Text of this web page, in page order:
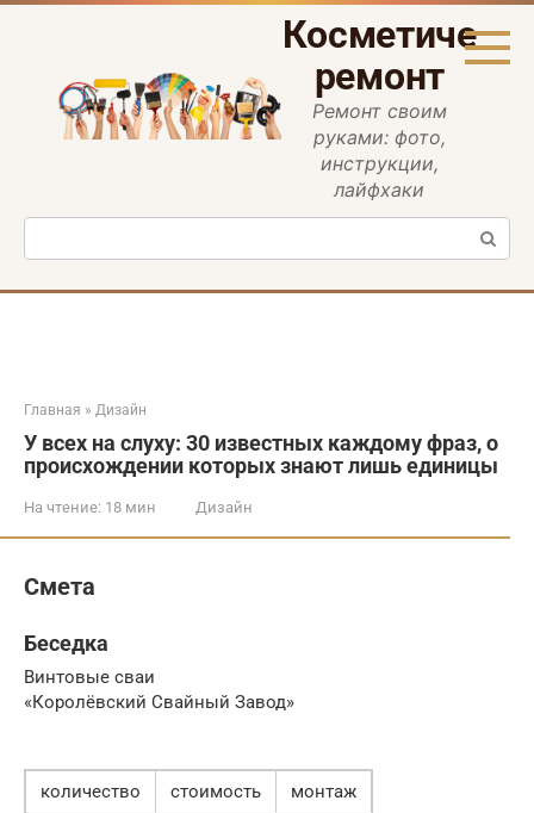
Перейти
ремонт
Ремонт своим
руками: фото,
инструкции,
лайфхаки
Поиск:
Главная » Дизайн
У всех на слуху: 30 известных каждому фраз, о
происхождении которых знают лишь единицы
На чтение: 18 мин Дизайн
Смета
Беседка
Винтовые сваи
«Королёвский Свайный Завод»
количество стоимость
монтаж